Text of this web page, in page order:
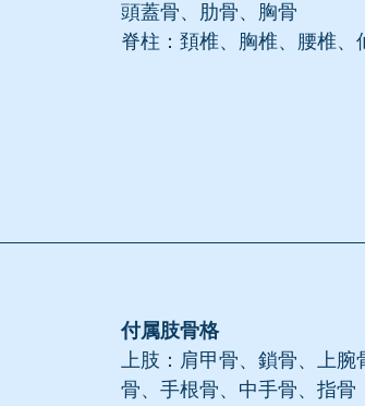
頭蓋骨、肋骨、胸骨
脊柱：頚椎、胸椎、腰椎、
付属肢骨格
上肢：肩甲骨、鎖骨、上
骨、手根骨、中手骨、指骨